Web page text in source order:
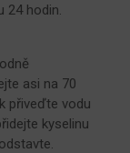
24 hodin.
asi na 70
přiveďte vodu
kyselinu